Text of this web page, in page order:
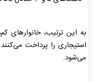
به این ترتیب، خانوار‌های
استیجاری را پرداخت
می‌شود.